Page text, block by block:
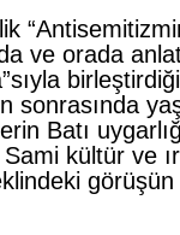
ve orada
sonrasında
Batı
kültür ve